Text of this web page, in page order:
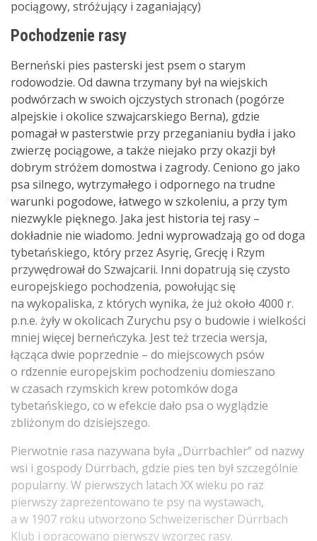
pociągowy, stróżujący i zaganiający)
Pochodzenie rasy
Berneński pies pasterski jest psem o starym
rodowodzie. Od dawna trzymany był na wiejskich
podwórzach w swoich ojczystych stronach (pogórze
alpejskie i okolice szwajcarskiego Berna), gdzie
pomagał w pasterstwie przy przeganianiu bydła i jako
zwierzę pociągowe, a także niejako przy okazji był
dobrym stróżem domostwa i zagrody. Ceniono go jako
psa silnego, wytrzymałego i odpornego na trudne
warunki pogodowe, łatwego w szkoleniu, a przy tym
niezwykle pięknego. Jaka jest historia tej rasy –
dokładnie nie wiadomo. Jedni wyprowadzają go od doga
tybetańskiego, który przez Asyrię, Grecję i Rzym
przywędrował do Szwajcarii. Inni dopatrują się czysto
europejskiego pochodzenia, powołując się
na wykopaliska, z których wynika, że już około 4000 r.
p.n.e. żyły w okolicach Zurychu psy o budowie i wielkości
mniej więcej berneńczyka. Jest też trzecia wersja,
łącząca dwie poprzednie – do miejscowych psów
o rdzennie europejskim pochodzeniu domieszano
w czasach rzymskich krew potomków doga
tybetańskiego, co w efekcie dało psa o wyglądzie
zbliżonym do dzisiejszego.
Pierwotnie rasa nazywana była „Dürrbachler” od nazwy
wsi i gospody Dürrbach, gdzie pies ten był szczególnie
popularny. W pierwszych latach XX wieku po raz
pierwszy zaprezentowano te psy na wystawach,
a w 1907 roku utworzono Schweizerischer Dürrbach
Klub i opracowano pierwszy wzorzec rasy.